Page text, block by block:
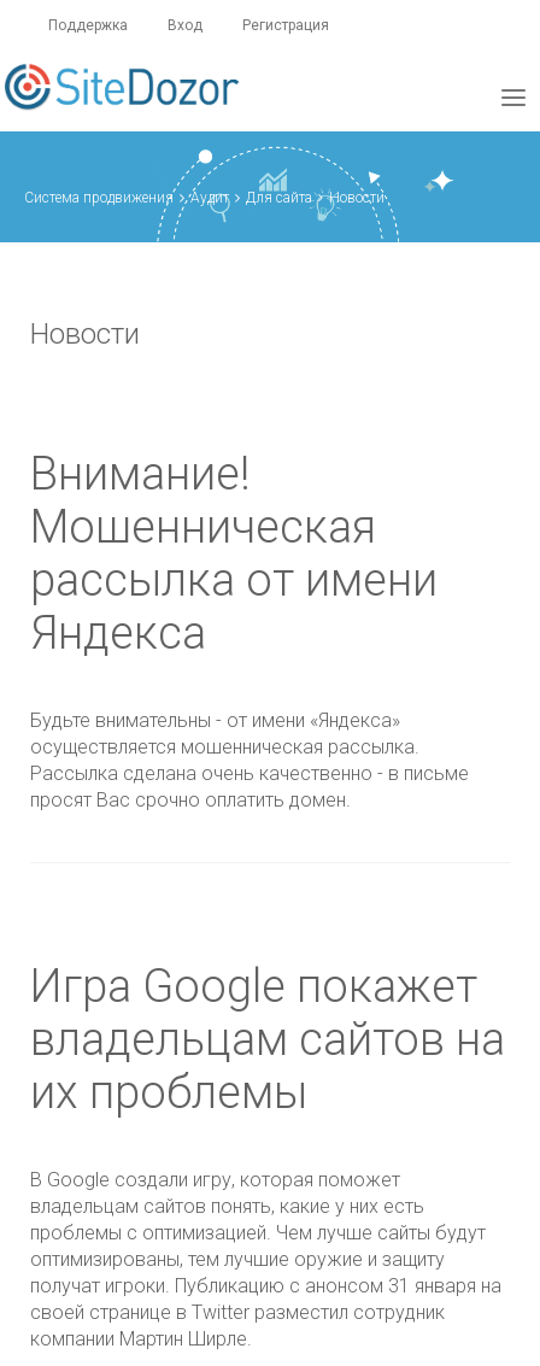
Поддержка Вход Регистрация
Система продвижения Аудит Для сайта Новости
Новости
Внимание!
Мошенническая
рассылка от имени
Яндекса
Будьте внимательны - от имени «Яндекса»
осуществляется мошенническая рассылка.
Рассылка сделана очень качественно - в письме
просят Вас срочно оплатить домен.
Игра Google покажет
владельцам сайтов на
их проблемы
В Google создали игру, которая поможет
владельцам сайтов понять, какие у них есть
проблемы с оптимизацией. Чем лучше сайты будут
оптимизированы, тем лучшие оружие и защиту
получат игроки. Публикацию с анонсом 31 января на
своей странице в Twitter разместил сотрудник
компании Мартин Ширле.